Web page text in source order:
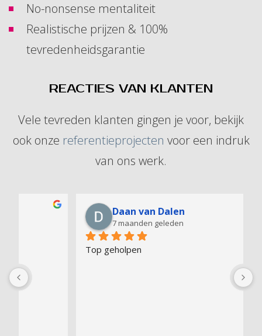
No-nonsense mentaliteit
Realistische prijzen & 100%
tevredenheidsgarantie
REACTIES VAN KLANTEN
Vele tevreden klanten gingen je voor, bekijk
ook onze referentieprojecten voor een indruk
van ons werk.
Daan van Dalen
7 maanden geleden
Top geholpen